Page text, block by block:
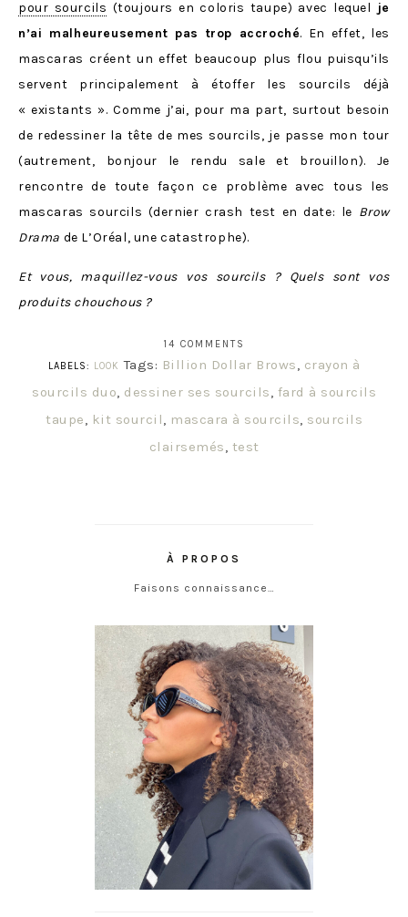
pour sourcils (toujours en coloris taupe) avec lequel je
n’ai malheureusement pas trop accroché. En effet, les
mascaras créent un effet beaucoup plus flou puisqu’ils
servent principalement à étoffer les sourcils déjà
« existants ». Comme j’ai, pour ma part, surtout besoin
de redessiner la tête de mes sourcils, je passe mon tour
(autrement, bonjour le rendu sale et brouillon). Je
rencontre de toute façon ce problème avec tous les
mascaras sourcils (dernier crash test en date: le Brow
Drama de L’Oréal, une catastrophe).
Et vous, maquillez-vous vos sourcils ? Quels sont vos
produits chouchous ?
14 COMMENTS
LABELS:
LOOK Tags: Billion Dollar Brows, crayon à
sourcils duo, dessiner ses sourcils, fard à sourcils
taupe, kit sourcil, mascara à sourcils, sourcils
clairsemés, test
À PROPOS
Faisons connaissance…